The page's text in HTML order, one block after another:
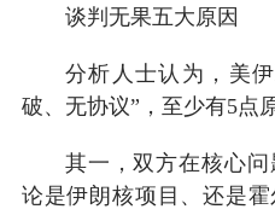
谈判无果五大原因
分析人士认为，美
破、无协议”，至少有5点
其一，双方在核心
论是伊朗核项目、还是